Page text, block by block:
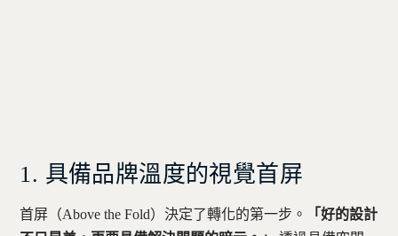
1. 具備品牌溫度的視覺首屏
首屏（Above the Fold）決定了轉化的第一步。
「好的設計